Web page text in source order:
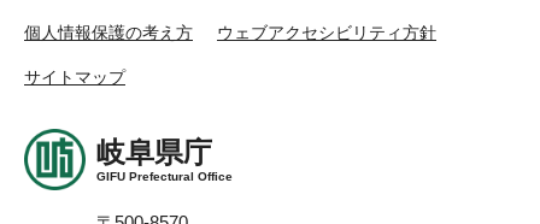
個人情報保護の考え方 ウェブアクセシビリティ方針
サイトマップ
岐阜県庁
GIFU Prefectural Office